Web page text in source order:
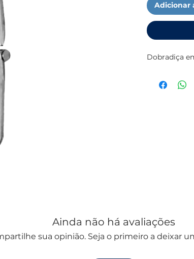
Adicionar
Dobradiça
Ainda não há avaliações
sua opinião. Seja o primeiro a deixar